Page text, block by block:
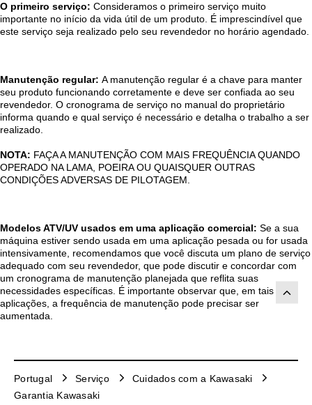
O primeiro serviço: Consideramos o primeiro serviço muito
importante no início da vida útil de um produto. É imprescindível que
este serviço seja realizado pelo seu revendedor no horário agendado.
Manutenção regular: A manutenção regular é a chave para manter
seu produto funcionando corretamente e deve ser confiada ao seu
revendedor. O cronograma de serviço no manual do proprietário
informa quando e qual serviço é necessário e detalha o trabalho a ser
realizado.
NOTA: FAÇA A MANUTENÇÃO COM MAIS FREQUÊNCIA QUANDO
OPERADO NA LAMA, POEIRA OU QUAISQUER OUTRAS
CONDIÇÕES ADVERSAS DE PILOTAGEM.
Modelos ATV/UV usados em uma aplicação comercial: Se a sua
máquina estiver sendo usada em uma aplicação pesada ou for usada
intensivamente, recomendamos que você discuta um plano de serviço
adequado com seu revendedor, que pode discutir e concordar com
um cronograma de manutenção planejada que reflita suas
necessidades específicas. É importante observar que, em tais
aplicações, a frequência de manutenção pode precisar ser
aumentada.
Portugal Serviço
Cuidados com a Kawasaki
Garantia Kawasaki